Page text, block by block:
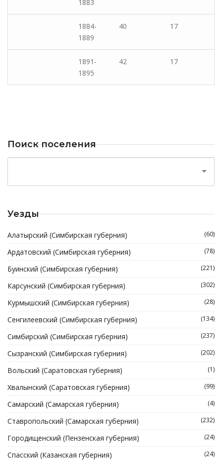
1883
1884-
1889
40 17
1891-
1895
42 17
Поиск поселения
Уезды
Алатырский (Симбирская губерния) (60)
Ардатовский (Симбирская губерния) (78)
Буинский (Симбирская губерния) (221)
Карсунский (Симбирская губерния) (302)
Курмышский (Симбирская губерния) (28)
Сенгилеевский (Симбирская губерния) (134)
Симбирский (Симбирская губерния) (237)
Сызранский (Симбирская губерния) (202)
Вольский (Саратовская губерния) (1)
Хвалынский (Саратовская губерния) (99)
Самарский (Самарская губерния) (4)
Ставропольский (Самарская губерния) (232)
Городищенский (Пензенская губерния) (24)
Спасский (Казанская губерния) (24)